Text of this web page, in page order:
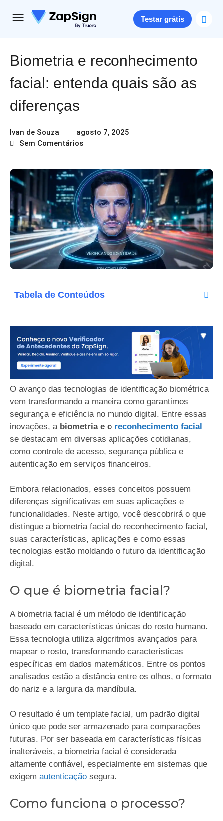
Testar grátis
Biometria e reconhecimento
facial​: entenda quais são as
diferenças
Ivan de Souza
agosto 7, 2025
Sem Comentários
Tabela de Conteúdos
O avanço das tecnologias de identificação biométrica
vem transformando a maneira como garantimos
segurança e eficiência no mundo digital. Entre essas
inovações, a biometria e o reconhecimento facial
se destacam em diversas aplicações cotidianas,
como controle de acesso, segurança pública e
autenticação em serviços financeiros.
Embora relacionados, esses conceitos possuem
diferenças significativas em suas aplicações e
funcionalidades. Neste artigo, você descobrirá o que
distingue a biometria facial do reconhecimento facial,
suas características, aplicações e como essas
tecnologias estão moldando o futuro da identificação
digital.
O que é biometria facial?
A biometria facial é um método de identificação
baseado em características únicas do rosto humano.
Essa tecnologia utiliza algoritmos avançados para
mapear o rosto, transformando características
específicas em dados matemáticos. Entre os pontos
analisados estão a distância entre os olhos, o formato
do nariz e a largura da mandíbula.
O resultado é um template facial, um padrão digital
único que pode ser armazenado para comparações
futuras. Por ser baseada em características físicas
inalteráveis, a biometria facial é considerada
altamente confiável, especialmente em sistemas que
exigem autenticação segura.
Como funciona o processo?